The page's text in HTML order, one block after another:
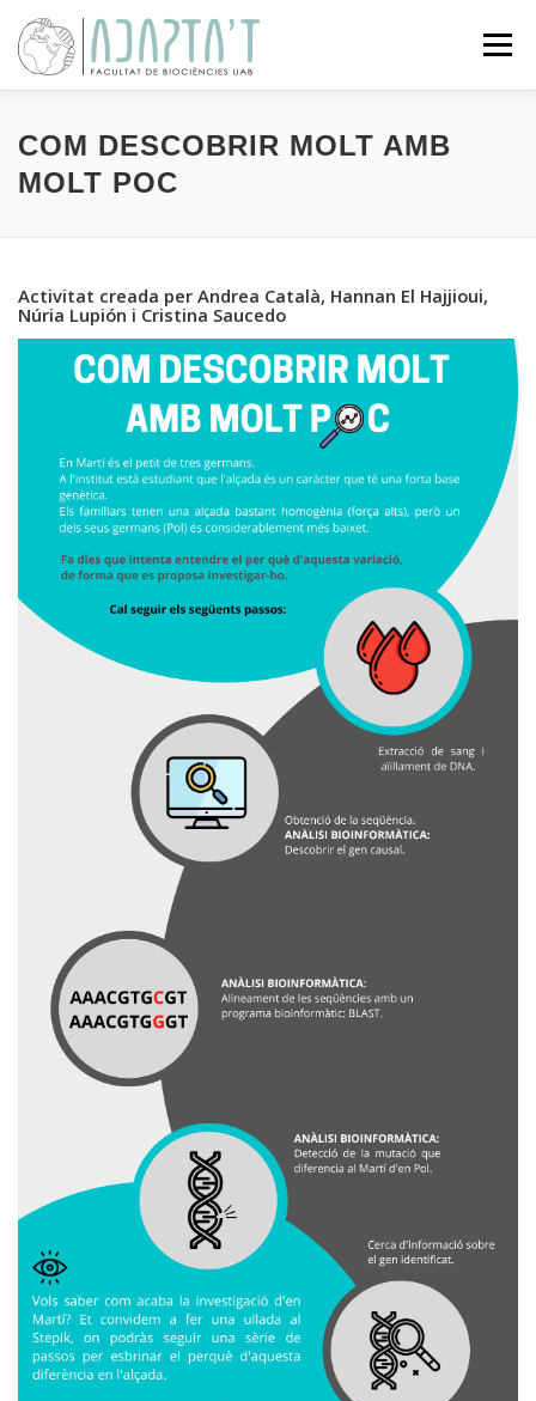
contingut
Menú
SOBRE EL PROJECTE ACTIVITATS
CONTACTE
COM DESCOBRIR MOLT AMB
MOLT POC
Activitat creada per Andrea Català, Hannan El Hajjioui,
Núria Lupión i Cristina Saucedo